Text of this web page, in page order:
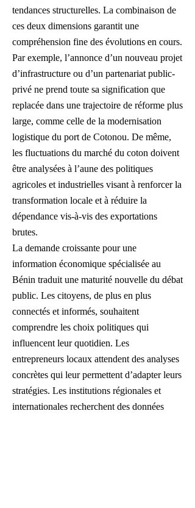
tendances structurelles. La combinaison de
ces deux dimensions garantit une
compréhension fine des évolutions en cours.
Par exemple, l’annonce d’un nouveau projet
d’infrastructure ou d’un partenariat public-
privé ne prend toute sa signification que
replacée dans une trajectoire de réforme plus
large, comme celle de la modernisation
logistique du port de Cotonou. De même,
les fluctuations du marché du coton doivent
être analysées à l’aune des politiques
agricoles et industrielles visant à renforcer la
transformation locale et à réduire la
dépendance vis-à-vis des exportations
brutes.
La demande croissante pour une
information économique spécialisée au
Bénin traduit une maturité nouvelle du débat
public. Les citoyens, de plus en plus
connectés et informés, souhaitent
comprendre les choix politiques qui
influencent leur quotidien. Les
entrepreneurs locaux attendent des analyses
concrètes qui leur permettent d’adapter leurs
stratégies. Les institutions régionales et
internationales recherchent des données